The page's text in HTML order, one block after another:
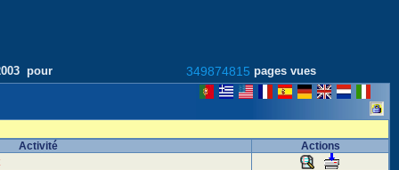
pour 349874815 pages vues
Activité
Actions